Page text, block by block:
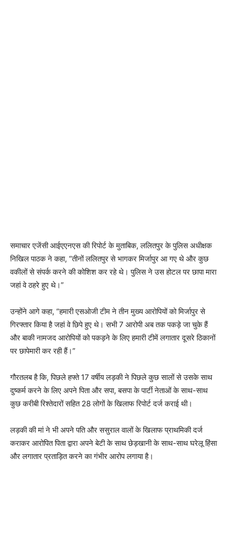
समाचार एजेंसी आईएएनएस की रिपोर्ट के मुताबिक, ललितपुर के पुलिस अधीक्षक
निखिल पाठक ने कहा, “तीनों ललितपुर से भागकर मिर्जापुर आ गए थे और कुछ
वकीलों से संपर्क करने की कोशिश कर रहे थे। पुलिस ने उस होटल पर छापा मारा
जहां वे ठहरे हुए थे।”
उन्होंने आगे कहा, “हमारी एसओजी टीम ने तीन मुख्य आरोपियों को मिर्जापुर से
गिरफ्तार किया है जहां वे छिपे हुए थे। सभी 7 आरोपी अब तक पकड़े जा चुके हैं
और बाकी नामजद आरोपियों को पकड़ने के लिए हमारी टीमें लगातार दूसरे ठिकानों
पर छापेमारी कर रही हैं।”
गौरतलब है कि, पिछले हफ्ते 17 वर्षीय लड़की ने पिछले कुछ सालों से उसके साथ
दुष्कर्म करने के लिए अपने पिता और सपा, बसपा के पार्टी नेताओं के साथ-साथ
कुछ करीबी रिश्तेदारों सहित 28 लोगों के खिलाफ रिपोर्ट दर्ज कराई थी।
लड़की की मां ने भी अपने पति और ससुराल वालों के खिलाफ प्राथमिकी दर्ज
कराकर आरोपित पिता द्वारा अपने बेटी के साथ छेड़खानी के साथ-साथ घरेलू हिंसा
और लगातार प्रताड़ित करने का गंभीर आरोप लगाया है।